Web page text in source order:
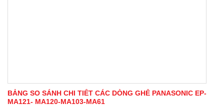
BẢNG SO SÁNH CHI TIẾT CÁC DÒNG GHẾ PANASONIC EP-
MA121- MA120-MA103-MA61